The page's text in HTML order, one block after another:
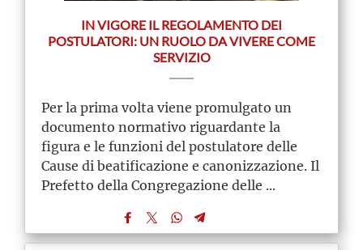
IN VIGORE IL REGOLAMENTO DEI
POSTULATORI: UN RUOLO DA VIVERE COME
SERVIZIO
Per la prima volta viene promulgato un
documento normativo riguardante la
figura e le funzioni del postulatore delle
Cause di beatificazione e canonizzazione. Il
Prefetto della Congregazione delle ...